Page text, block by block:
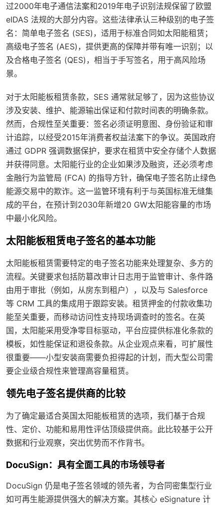
过2000年电子通信法案和2019年电子识别法规保留了欧盟
eIDAS 法规的大部分内容。这些法律承认三种级别的电子签
名：简单电子签名 (SES)，适用于标准合同如太阳能租赁；
高级电子签名 (AES)，提供更高的保障并带有唯一识别；以
及合格电子签名 (QES)，相当于手写签名，用于高风险场
景。
对于太阳能板租赁条款，SES 通常就足够了，因为这些协议
涉及安装、维护、能源输出保证和付款时间表的明确条款。
然而，合规性至关重要：签名必须证明意图、身份验证和审
计追踪，以经受2015年消费者权益法案下的争议。英国政府
通过 GDPR 强调数据保护，要求在租赁中安全存储个人数据
并获得同意。太阳能行业的企业如果涉及融资，还必须考虑
金融行为监管局 (FCA) 的指导方针，确保电子签名防止绿色
能源交易中的欺诈。这一监管环境有利于与英国标准无缝集
成的平台，在预计到2030年新增20 GW太阳能容量的市场
中最小化风险。
太阳能板租赁电子签名的基本功能
太阳能板租赁需要特定的电子签名功能来处理复杂、多方的
流程。关键要求包括防篡改审计日志用于监管审计、条件路
由用于审批（例如，从房东到租户），以及与 Salesforce
等 CRM 工具的集成用于跟踪安装。租赁押金的付款收集功
能至关重要，而移动访问性支持现场调查时的签名。在英
国，太阳能采用受净零目标驱动，平台应提供标准化条款的
模板，如性能保证和退役条款。从企业观点来看，可扩展性
很重要——小型安装商需要负担得起的计划，而大型公司需
要企业级合规性来管理高容量租赁。
领先电子签名提供商的比较
为了确定最适合英国太阳能板租赁的选项，我们基于合规
性、定价、功能和易用性评估顶级提供商。此比较基于公开
数据和行业观察，突出优势而不作背书。
DocuSign：具有全面工具的市场领导者
DocuSign 仍是电子签名领域的领先者，为合同密集型行业
如可再生能源提供强大的解决方案。其核心 eSignature 计